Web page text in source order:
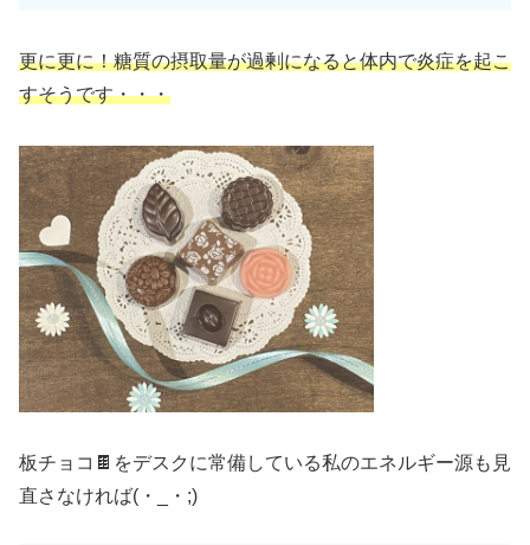
更に更に！糖質の摂取量が過剰になると体内で炎症を起こ
すそうです・・・
板チョコ🍫をデスクに常備している私のエネルギー源も見
直さなければ(・_・;)